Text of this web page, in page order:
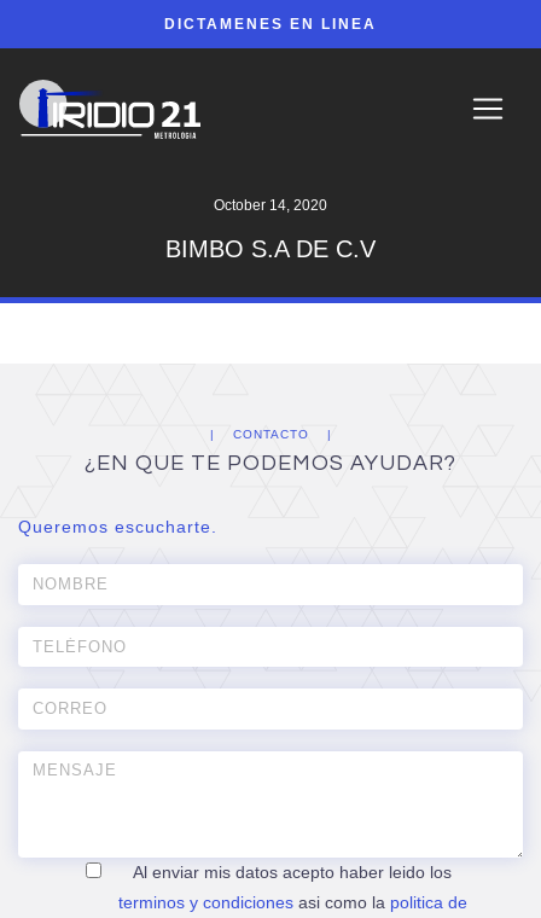
DICTAMENES EN LINEA
October 14, 2020
BIMBO S.A DE C.V
CONTACTO
¿EN QUE TE PODEMOS AYUDAR?
Queremos escucharte.
Al enviar mis datos acepto haber leido los
terminos y condicionesasi como la politica de